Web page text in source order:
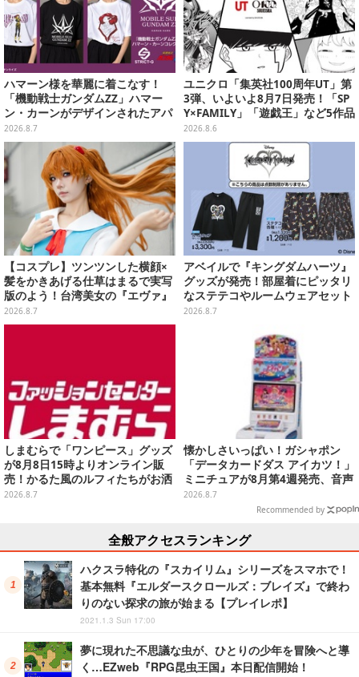
ハマーン様を華麗に着こなす！
「機動戦士ガンダムZZ」ハマー
ン・カーンがデザインされたアパ
レルが販売
2026.8.7
ユニクロ「集英社100周年UT」第
3弾、いよいよ8月7日発売！「SP
Y×FAMILY」「遊戯王」など5作品
をデザイン
2026.8.6
【コスプレ】ツンツンした横顔×
髪をかきあげる仕草はまるで実写
版のよう！台湾美女の『エヴァ』
制服アスカが美しすぎた【写真8
枚】
2026.8.7
アベイルで『キングダムハーツ』
グッズが発売！部屋着にピッタリ
なステテコやルームウェアセット
2026.8.7
しまむらで「ワンピース」グッズ
が8月8日15時よりオンライン販
売！かるた風のルフィたちがお洒
落なバッグや、チョッパーが可愛
2026.8.7
懐かしさいっぱい！ガシャポン
「データカードダス アイカツ！」
ミニチュアが8月第4週発売、音声
が流れる特別仕様も当たる
2026.8.7
Recommended by
全般アクセスランキング
ハクスラ特化の『スカイリム』シリーズをスマホで！
基本無料『エルダースクロールズ：ブレイズ』で終わ
りのない探求の旅が始まる【プレイレポ】
2021.1.3 Sun 17:00
夢に現れた不思議な虫が、ひとりの少年を冒険へと導
く…EZweb『RPG昆虫王国』本日配信開始！